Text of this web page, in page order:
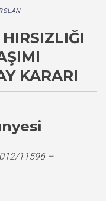
KARARI
11596 –